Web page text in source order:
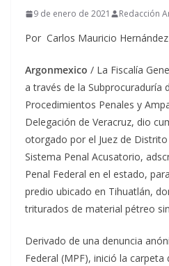
9 de enero de 2021 Redacción
Por Carlos Mauricio Hernández
Argonmexico / La Fiscalía
a través de la Subprocuraduría
Procedimientos Penales y
Delegación de Veracruz, dio
otorgado por el Juez de
Sistema Penal Acusatorio,
Penal Federal en el estado,
predio ubicado en Tihuatlán,
triturados de material pétreo
Derivado de una denuncia
Federal (MPF), inició la carpeta